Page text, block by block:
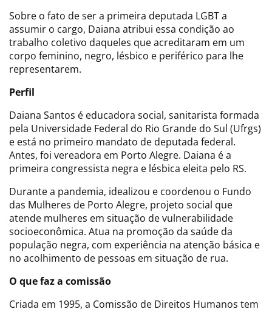
Sobre o fato de ser a primeira deputada LGBT a
assumir o cargo, Daiana atribui essa condição ao
trabalho coletivo daqueles que acreditaram em um
corpo feminino, negro, lésbico e periférico para lhe
representarem.
Perfil
Daiana Santos é educadora social, sanitarista formada
pela Universidade Federal do Rio Grande do Sul (Ufrgs)
e está no primeiro mandato de deputada federal.
Antes, foi vereadora em Porto Alegre. Daiana é a
primeira congressista negra e lésbica eleita pelo RS.
Durante a pandemia, idealizou e coordenou o Fundo
das Mulheres de Porto Alegre, projeto social que
atende mulheres em situação de vulnerabilidade
socioeconômica. Atua na promoção da saúde da
população negra, com experiência na atenção básica e
no acolhimento de pessoas em situação de rua.
O que faz a comissão
Criada em 1995, a Comissão de Direitos Humanos tem